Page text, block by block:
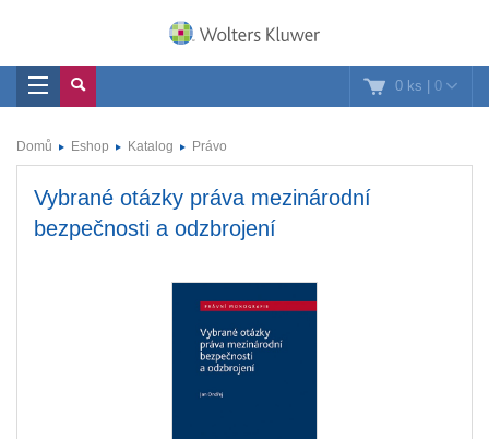
0 ks | 0
Domů Eshop Katalog Právo
Vybrané otázky práva mezinárodní
bezpečnosti a odzbrojení